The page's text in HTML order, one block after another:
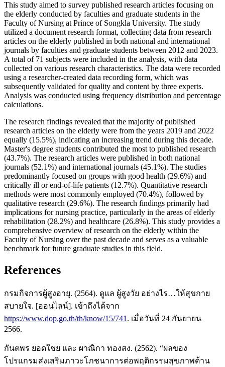
This study aimed to survey published research articles focusing on
the elderly conducted by faculties and graduate students in the
Faculty of Nursing at Prince of Songkla University. The study
utilized a document research format, collecting data from research
articles on the elderly published in both national and international
journals by faculties and graduate students between 2012 and 2023.
A total of 71 subjects were included in the analysis, with data
collected on various research characteristics. The data were recorded
using a researcher-created data recording form, which was
subsequently validated for quality and content by three experts.
Analysis was conducted using frequency distribution and percentage
calculations.
The research findings revealed that the majority of published
research articles on the elderly were from the years 2019 and 2022
equally (15.5%), indicating an increasing trend during this decade.
Master's degree students contributed the most to published research
(43.7%). The research articles were published in both national
journals (52.1%) and international journals (45.1%). The studies
predominantly focused on groups with good health (29.6%) and
critically ill or end-of-life patients (12.7%). Quantitative research
methods were most commonly employed (70.4%), followed by
qualitative research (29.6%). The research findings primarily had
implications for nursing practice, particularly in the areas of elderly
rehabilitation (28.2%) and healthcare (26.8%). This study provides a
comprehensive overview of research on the elderly within the
Faculty of Nursing over the past decade and serves as a valuable
benchmark for future graduate studies in this field.
References
กรมกิจการผู้สูงอายุ. (2564). ดูแล ผู้สูงวัย อย่างไร…ให้สุขกาย
สบายใจ. [ออนไลน์]. เข้าถึงได้จาก
https://www.dop.go.th/th/know/15/741 . เมื่อวันที่ 24 กันยายน
2566.
กันตพร ยอดใชย และ ผาณิกา ทองสง. (2562). “ผลของ
โปรแกรมส่งเสริมภาวะโภชนาการต่อพฤติกรรมสุขภาพด้าน